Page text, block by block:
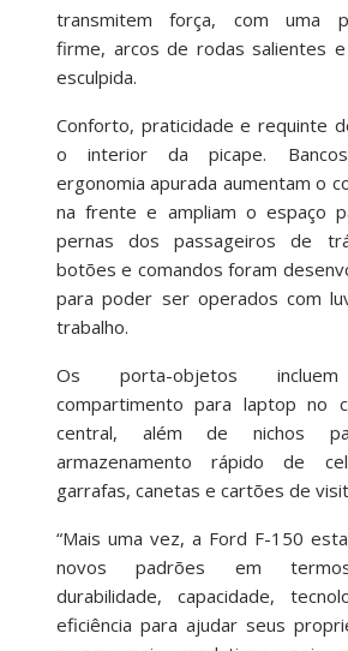
transmitem força, com uma
firme, arcos de rodas salientes
esculpida.
Conforto, praticidade e requinte
o interior da picape.
ergonomia apurada aumentam o
na frente e ampliam o espaço
pernas dos passageiros de
botões e comandos foram
para poder ser operados com
trabalho.
Os porta-objetos
compartimento para laptop no
central, além de nichos
armazenamento rápido de
garrafas, canetas e cartões de
“Mais uma vez, a Ford F-150
novos padrões em
durabilidade, capacidade,
eficiência para ajudar seus